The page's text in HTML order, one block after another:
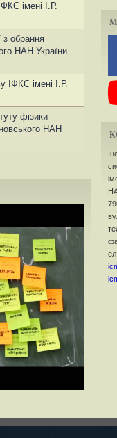
імені І.Р.
з обрання
НАН України
ІФКС імені І.Р.
фізики
НАН